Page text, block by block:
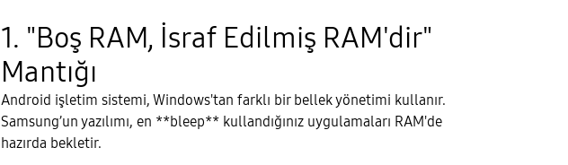
​1. "Boş RAM, İsraf Edilmiş RAM'dir"
Mantığı
​Android işletim sistemi, Windows'tan farklı bir bellek yönetimi kullanır.
Samsung’un yazılımı, en **bleep** kullandığınız uygulamaları RAM'de
hazırda bekletir.